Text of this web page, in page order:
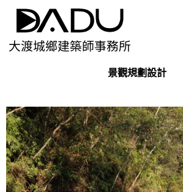
大渡城鄉建築師事務所
景觀規劃設計